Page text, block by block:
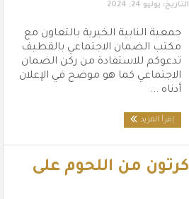
التاريخ: يوليو 24, 2024
جمعية النابية الخيرية بالتعاون مع
مكتب الضمان الاجتماعي بالقطيف
تدعوكم للاستفادة من ركن الضمان
الاجتماعي كما هو موضح في الإعلان
أدناه ...
إقرأ المزيد
توزيع عدد 330 كرتون من اللحوم على